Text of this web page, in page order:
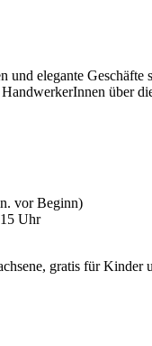
und elegante
über
vor Beginn)
Uhr
gratis für Kinder